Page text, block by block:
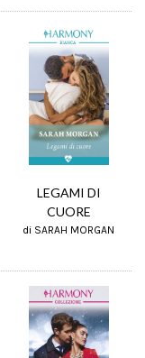
LEGAMI DI
CUORE
di SARAH MORGAN